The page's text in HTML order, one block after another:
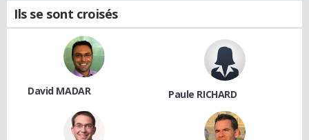
Ils se sont croisés
David MADAR Paule RICHARD